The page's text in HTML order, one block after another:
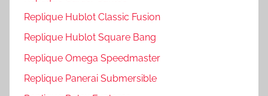
Replique Hublot Classic Fusion
Replique Hublot Square Bang
Replique Omega Speedmaster
Replique Panerai Submersible